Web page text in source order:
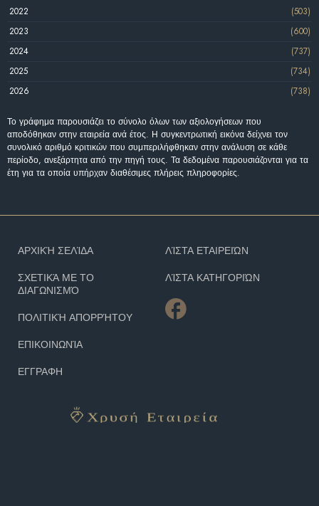
2022
(503)
2023
(600)
2024
(737)
2025
(734)
2026
(738)
Το γράφημα παρουσιάζει το σύνολο όλων των αξιολογήσεων που
αποδόθηκαν στην εταιρεία ανά έτος. Η συγκεντρωτική εικόνα δείχνει τον
συνολικό αριθμό κριτικών που συμπεριλήφθηκαν στην ανάλυση σε κάθε
περίοδο, ανεξάρτητα από την πηγή τους. Τα δεδομένα παρουσιάζονται για τα
έτη για τα οποία υπήρχαν διαθέσιμες πλήρεις πληροφορίες.
ΑΡΧΙΚΉ ΣΕΛΊΔΑ
ΣΧΕΤΙΚΆ ΜΕ ΤΟ
ΔΙΑΓΩΝΙΣΜΌ
ΠΟΛΙΤΙΚΉ ΑΠΟΡΡΉΤΟΥ
ΕΠΙΚΟΙΝΩΝΊΑ
ΕΓΓΡΑΦΗ
ΛΊΣΤΑ ΕΤΑΙΡΕΙΏΝ
ΛΊΣΤΑ ΚΑΤΗΓΟΡΙΏΝ